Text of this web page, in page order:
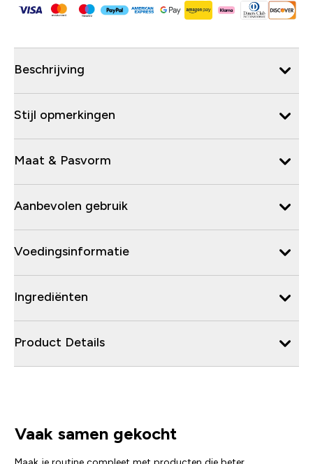
Beschrijving
Stijl opmerkingen
Maat & Pasvorm
Aanbevolen gebruik
Voedingsinformatie
Ingrediënten
Product Details
Vaak samen gekocht
Maak je routine compleet met producten die beter